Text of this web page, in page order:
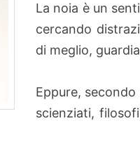
La noia è un
cercando
di meglio,
Eppure,
scienziati,